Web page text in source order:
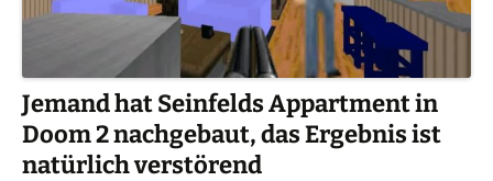
Jemand hat Seinfelds Appartment in
Doom 2 nachgebaut, das Ergebnis ist
natürlich verstörend